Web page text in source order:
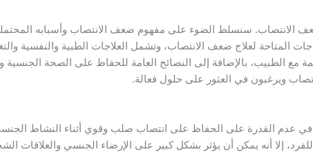
سنسلط الضوء على مفهوم ضعف الانتصاب وأسبابه المحتملة،
المتاحة لعلاج ضعف الانتصاب، وتشمل العلاجات الطبية والنفسية
مع الطبيب، بالإضافة إلى النصائح العامة للحفاظ على الصحة
ويرغبون في العثور على حلول فعالة.
في عدم القدرة على الحفاظ على انتصاب صلب وقوي أثناء النشاط
إلا أنه يمكن أن يؤثر بشكل كبير على الإرضاء الجنسي والعلاقات